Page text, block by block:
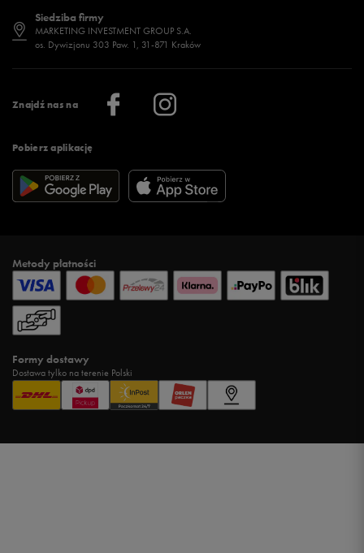
Znajdź nas na
Pobierz aplikację
Regulamin sklepu 50 style
Regulamin aplikacji 50 style
Więcej regulaminów >
Jak wybrać buty na zimę?
Więcej >
Stylizacje damskie
Sklepy stacjonarne
Klub 50 style
Praca
Informacje o firmie
Siedziba firmy
MARKETING INVESTMENT GROUP S.A.
os. Dywizjonu 303 Paw. 1, 31-871 Kraków
Metody płatności
Formy dostawy
Dostawa tylko na terenie Polski